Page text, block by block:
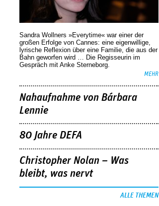
Sandra Wollners »Everytime« war einer der
großen Erfolge von Cannes: eine eigenwillige,
lyrische Reflexion über eine ­Familie, die aus der
Bahn geworfen wird … Die Regisseurin im
Gespräch mit Anke Sterneborg.
MEHR
Nahaufnahme von Bárbara
Lennie
80 Jahre DEFA
Christopher Nolan – Was
bleibt, was nervt
ALLE THEMEN